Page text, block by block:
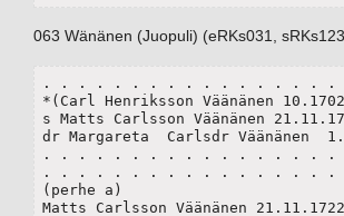
063 Wänänen (Juopuli) (eRKs031,
. . . . . . . . . . . . . . . . .
*(Carl Henriksson Väänänen
s Matts Carlsson Väänänen
dr Margareta  Carlsdr Väänänen
. . . . . . . . . . . . . . . . .
. . . . . . . . . . . . . . . . .
(perhe a)
Matts Carlsson Väänänen